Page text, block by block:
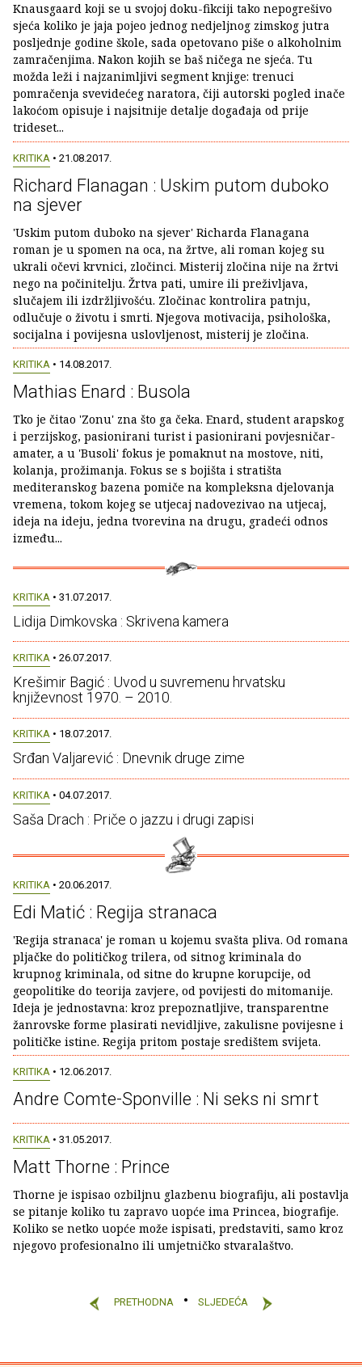
Knausgaard koji se u svojoj doku-fikciji tako nepogrešivo
sjeća koliko je jaja pojeo jednog nedjeljnog zimskog jutra
posljednje godine škole, sada opetovano piše o alkoholnim
zamračenjima. Nakon kojih se baš ničega ne sjeća. Tu
možda leži i najzanimljivi segment knjige: trenuci
pomračenja svevidećeg naratora, čiji autorski pogled inače
lakoćom opisuje i najsitnije detalje događaja od prije
trideset...
KRITIKA • 21.08.2017.
Richard Flanagan : Uskim putom duboko
na sjever
'Uskim putom duboko na sjever' Richarda Flanagana
roman je u spomen na oca, na žrtve, ali roman kojeg su
ukrali očevi krvnici, zločinci. Misterij zločina nije na žrtvi
nego na počinitelju. Žrtva pati, umire ili preživljava,
slučajem ili izdržljivošću. Zločinac kontrolira patnju,
odlučuje o životu i smrti. Njegova motivacija, psihološka,
socijalna i povijesna uslovljenost, misterij je zločina.
KRITIKA • 14.08.2017.
Mathias Enard : Busola
Tko je čitao 'Zonu' zna što ga čeka. Enard, student arapskog
i perzijskog, pasionirani turist i pasionirani povjesničar-
amater, a u 'Busoli' fokus je pomaknut na mostove, niti,
kolanja, prožimanja. Fokus se s bojišta i stratišta
mediteranskog bazena pomiče na kompleksna djelovanja
vremena, tokom kojeg se utjecaj nadovezivao na utjecaj,
ideja na ideju, jedna tvorevina na drugu, gradeći odnos
između...
KRITIKA • 31.07.2017.
Lidija Dimkovska : Skrivena kamera
KRITIKA • 26.07.2017.
Krešimir Bagić : Uvod u suvremenu hrvatsku
književnost 1970. – 2010.
KRITIKA • 18.07.2017.
Srđan Valjarević : Dnevnik druge zime
KRITIKA • 04.07.2017.
Saša Drach : Priče o jazzu i drugi zapisi
KRITIKA • 20.06.2017.
Edi Matić : Regija stranaca
'Regija stranaca' je roman u kojemu svašta pliva. Od romana
pljačke do političkog trilera, od sitnog kriminala do
krupnog kriminala, od sitne do krupne korupcije, od
geopolitike do teorija zavjere, od povijesti do mitomanije.
Ideja je jednostavna: kroz prepoznatljive, transparentne
žanrovske forme plasirati nevidljive, zakulisne povijesne i
političke istine. Regija pritom postaje središtem svijeta.
KRITIKA • 12.06.2017.
Andre Comte-Sponville : Ni seks ni smrt
KRITIKA • 31.05.2017.
Matt Thorne : Prince
Thorne je ispisao ozbiljnu glazbenu biografiju, ali postavlja
se pitanje koliko tu zapravo uopće ima Princea, biografije.
Koliko se netko uopće može ispisati, predstaviti, samo kroz
njegovo profesionalno ili umjetničko stvaralaštvo.
PRETHODNA SLJEDEĆA